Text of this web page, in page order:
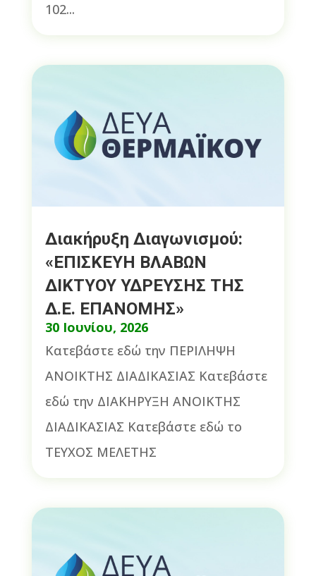
102...
Διακήρυξη Διαγωνισμού:
«ΕΠΙΣΚΕΥΗ ΒΛΑΒΩΝ
ΔΙΚΤΥΟΥ ΥΔΡΕΥΣΗΣ ΤΗΣ
Δ.Ε. ΕΠΑΝΟΜΗΣ»
30 Ιουνίου, 2026
Κατεβάστε εδώ την ΠΕΡΙΛΗΨΗ
ΑΝΟΙΚΤΗΣ ΔΙΑΔΙΚΑΣΙΑΣ Κατεβάστε
εδώ την ΔΙΑΚΗΡΥΞΗ ΑΝΟΙΚΤΗΣ
ΔΙΑΔΙΚΑΣΙΑΣ Κατεβάστε εδώ το
ΤΕΥΧΟΣ ΜΕΛΕΤΗΣ